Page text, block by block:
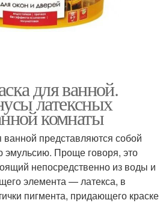
для ванной.
латексных
комнаты
ванной представляются собой
эмульсию. Проще говоря, это
непосредственно из воды и
элемента — латекса, в
пигмента, придающего краске